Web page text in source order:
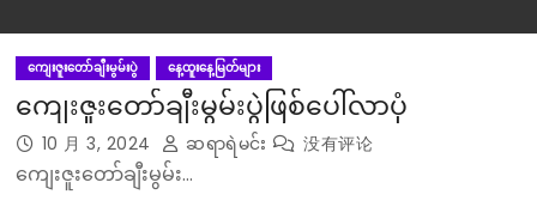
ကျေးဇူးတော်ချီးမွမ်းပွဲ နေ့ထူးနေ့မြတ်များ
ကျေးဇူးတော်ချီးမွမ်းပွဲဖြစ်ပေါ်လာပုံ
10 月 3, 2024 ဆရာရဲမင်း 没有评论
ကျေးဇူးတော်ချီးမွမ်း…